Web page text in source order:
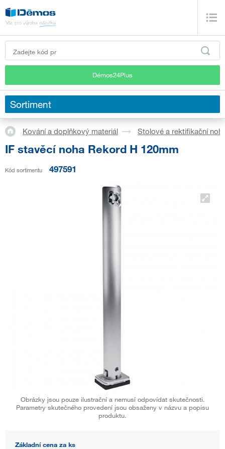
Démos24Plus
Sortiment
Kování a doplňkový materiál Stolové a rektifikační
IF stavěcí noha Rekord H 120mm
Kód sortimentu 497591
Obrázky jsou pouze ilustrační a nemusí odpovídat skutečnosti.
Parametry skutečného provedení jsou obsaženy v názvu a popisu
produktu.
Základní cena za ks